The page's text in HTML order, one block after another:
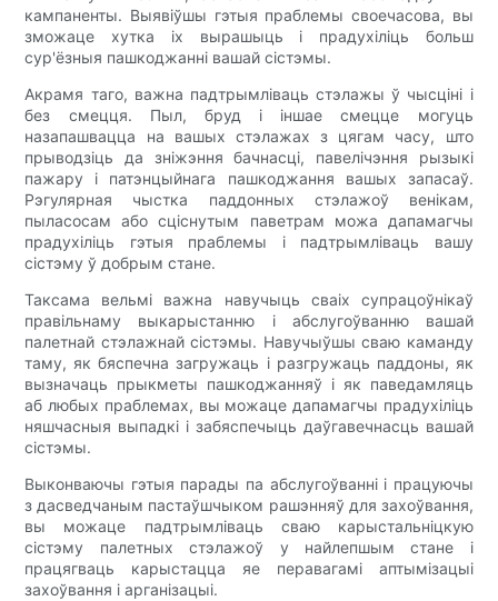
кампаненты. Выявіўшы гэтыя праблемы своечасова, вы
зможаце хутка іх вырашыць і прадухіліць больш
сур'ёзныя пашкоджанні вашай сістэмы.
Акрамя таго, важна падтрымліваць стэлажы ў чысціні і
без смецця. Пыл, бруд і іншае смецце могуць
назапашвацца на вашых стэлажах з цягам часу, што
прыводзіць да зніжэння бачнасці, павелічэння рызыкі
пажару і патэнцыйнага пашкоджання вашых запасаў.
Рэгулярная чыстка паддонных стэлажоў венікам,
пыласосам або сціснутым паветрам можа дапамагчы
прадухіліць гэтыя праблемы і падтрымліваць вашу
сістэму ў добрым стане.
Таксама вельмі важна навучыць сваіх супрацоўнікаў
правільнаму выкарыстанню і абслугоўванню вашай
палетнай стэлажнай сістэмы. Навучыўшы сваю каманду
таму, як бяспечна загружаць і разгружаць паддоны, як
вызначаць прыкметы пашкоджанняў і як паведамляць
аб любых праблемах, вы можаце дапамагчы прадухіліць
няшчасныя выпадкі і забяспечыць даўгавечнасць вашай
сістэмы.
Выконваючы гэтыя парады па абслугоўванні і працуючы
з дасведчаным пастаўшчыком рашэнняў для захоўвання,
вы можаце падтрымліваць сваю карыстальніцкую
сістэму палетных стэлажоў у найлепшым стане і
працягваць карыстацца яе перавагамі аптымізацыі
захоўвання і арганізацыі.